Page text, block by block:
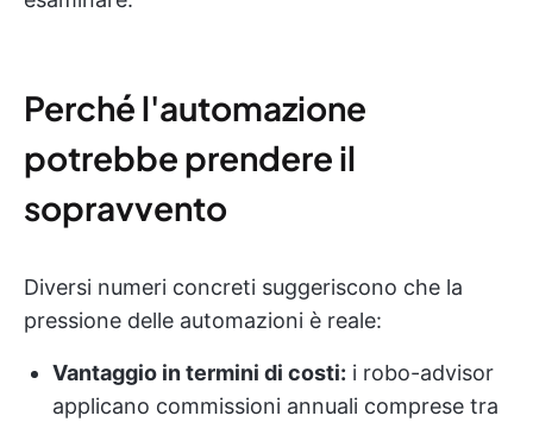
Perché l'automazione
potrebbe prendere il
sopravvento
Diversi numeri concreti suggeriscono che la
pressione delle automazioni è reale:
Vantaggio in termini di costi: i robo-advisor
applicano commissioni annuali comprese tra